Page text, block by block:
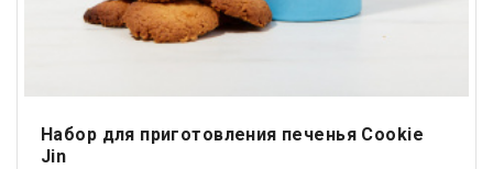
Набор для приготовления печенья Cookie
Jin